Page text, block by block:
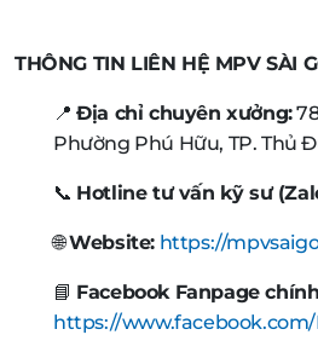
THÔNG TIN LIÊN HỆ MPV SÀI
📍Địa chỉ chuyên xưởng:
Phường Phú Hữu, TP. Thủ
📞 Hotline tư vấn kỹ sư
🌐Website: https://
📘 Facebook Fanpage
https://www.facebook.com/